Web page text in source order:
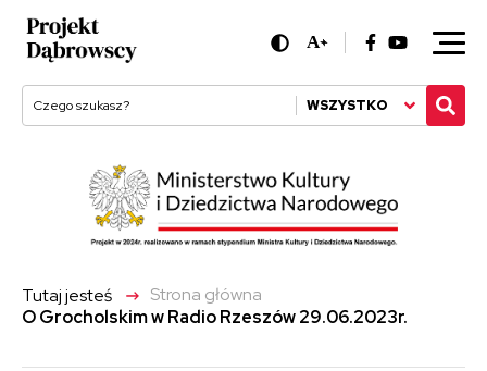
WSZYSTKO
A+
Tutaj jesteś ->
Strona główna
O Grocholskim w Radio Rzeszów 29.06.2023r.